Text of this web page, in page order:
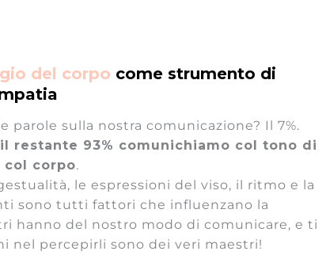
del corpo come strumento di
parole sulla nostra comunicazione? Il 7%.
restante 93% comunichiamo col tono di
col corpo.
le espressioni del viso, il ritmo e la
sono tutti fattori che influenzano la
hanno del nostro modo di comunicare, e ti
nel percepirli sono dei veri maestri!